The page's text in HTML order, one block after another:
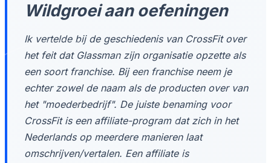
Wildgroei aan oefeningen
Ik vertelde bij de geschiedenis van CrossFit over
het feit dat Glassman zijn organisatie opzette als
een soort franchise. Bij een franchise neem je
echter zowel de naam als de producten over van
het "moederbedrijf". De juiste benaming voor
CrossFit is een affiliate-program dat zich in het
Nederlands op meerdere manieren laat
omschrijven/vertalen. Een affiliate is